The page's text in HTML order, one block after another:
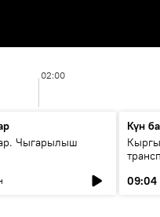
02:00
Чыгарылыш
Күн
09:04